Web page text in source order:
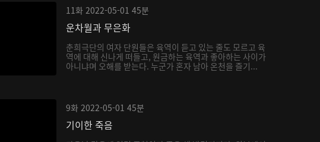
11화 2022-05-01 45분
운차월과 무은화
춘희극단의 여자 단원들은 육역이 듣고 있는 줄도 모르고 육
역에 대해 신나게 떠들고, 원금하는 육역과 좋아하는 사이가
아니냐며 오해를 받는다. 누군가 혼자 남아 온천을 즐기...
9화 2022-05-01 45분
기이한 죽음